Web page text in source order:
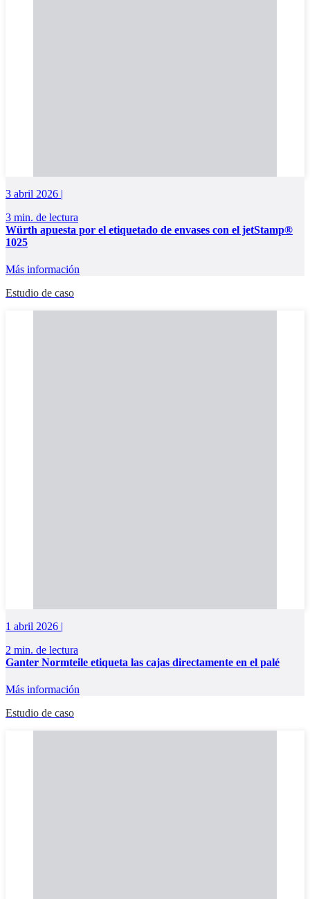
3 abril 2026 |
3 min. de lectura
Würth apuesta por el etiquetado de envases con el jetStamp®
1025
Más información
Estudio de caso
1 abril 2026 |
2 min. de lectura
Ganter Normteile etiqueta las cajas directamente en el palé
Más información
Estudio de caso